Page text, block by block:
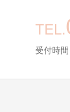
TEL.
受付時